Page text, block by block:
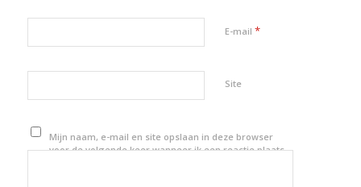
E-mail *
Site
Mijn naam, e-mail en site opslaan in deze browser
voor de volgende keer wanneer ik een reactie plaats.